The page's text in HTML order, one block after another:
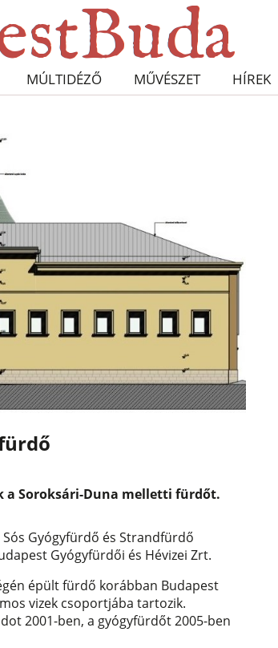
MÚLTIDÉZŐ MŰVÉSZET HÍREK
Soroksári-Duna melletti fürdőt.
Gyógyfürdő és Strandfürdő
Gyógyfürdői és Hévizei Zrt.
épült fürdő korábban Budapest
vizek csoportjába tartozik.
2001-ben, a gyógyfürdőt 2005-ben